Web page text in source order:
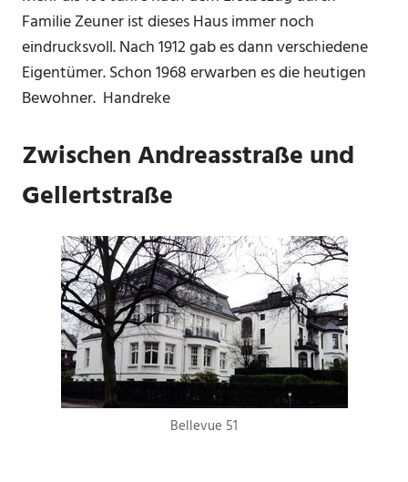
Familie Zeuner ist dieses Haus immer noch
eindrucksvoll. Nach 1912 gab es dann verschiedene
Eigentümer. Schon 1968 erwarben es die heutigen
Bewohner. Handreke
Zwischen Andreasstraße und
Gellertstraße
Bellevue 51